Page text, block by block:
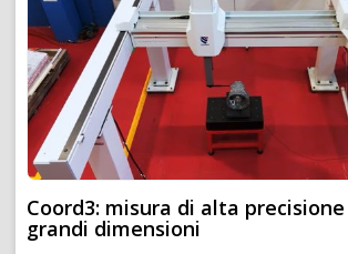
Coord3: misura di alta
grandi dimensioni